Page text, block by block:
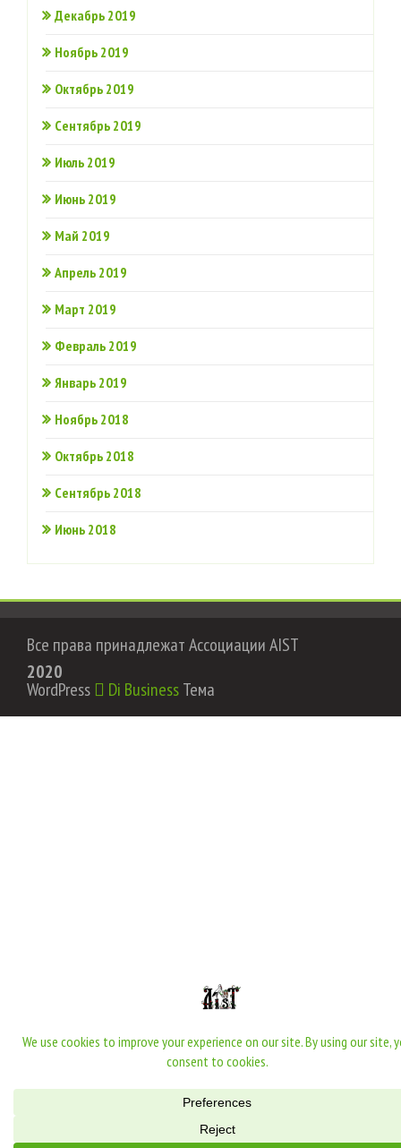
Декабрь 2019
Ноябрь 2019
Октябрь 2019
Сентябрь 2019
Июль 2019
Июнь 2019
Май 2019
Апрель 2019
Март 2019
Февраль 2019
Январь 2019
Ноябрь 2018
Октябрь 2018
Сентябрь 2018
Июнь 2018
Все права принадлежат Ассоциации AIST
2020
WordPress Di BusinessТема